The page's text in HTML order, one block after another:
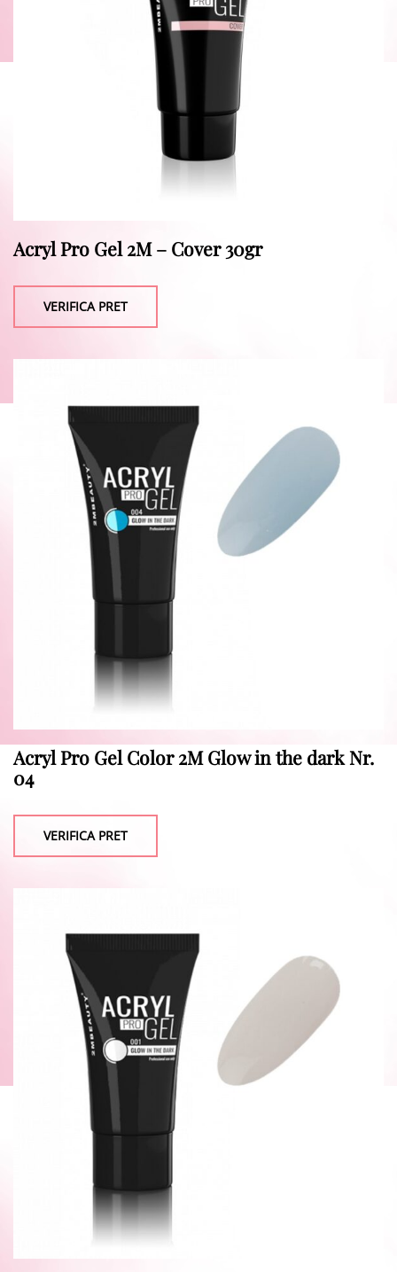
Acryl Pro Gel 2M – Cover 30gr
VERIFICA PRET
Acryl Pro Gel Color 2M Glow in the dark Nr.
04
VERIFICA PRET